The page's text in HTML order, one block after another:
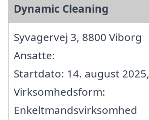
Dynamic Cleaning
Syvagervej 3, 8800 Viborg
Ansatte:
Startdato: 14. august 2025,
Virksomhedsform:
Enkeltmandsvirksomhed